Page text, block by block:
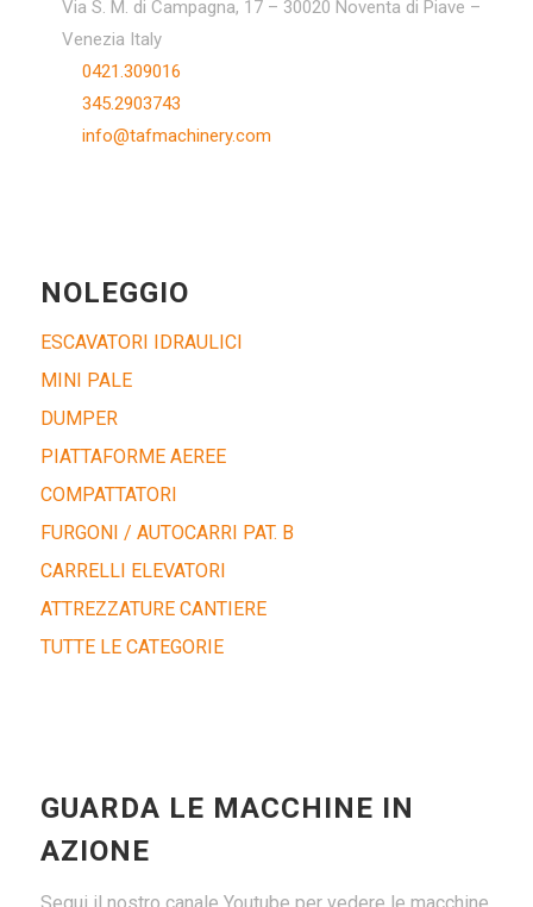
Via S. M. di Campagna, 17 – 30020 Noventa di Piave –
Venezia Italy
0421.309016
345.2903743
info@tafmachinery.com
NOLEGGIO
ESCAVATORI IDRAULICI
MINI PALE
DUMPER
PIATTAFORME AEREE
COMPATTATORI
FURGONI / AUTOCARRI PAT. B
CARRELLI ELEVATORI
ATTREZZATURE CANTIERE
TUTTE LE CATEGORIE
GUARDA LE MACCHINE IN
AZIONE